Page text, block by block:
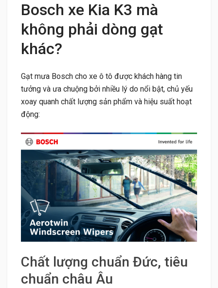
Bosch xe Kia K3 mà
không phải dòng gạt
khác?
Gạt mưa Bosch cho xe ô tô được khách hàng tin
tưởng và ưa chuộng bởi nhiều lý do nổi bật, chủ yếu
xoay quanh chất lượng sản phẩm và hiệu suất hoạt
động:
Chất lượng chuẩn Đức, tiêu
chuẩn châu Âu